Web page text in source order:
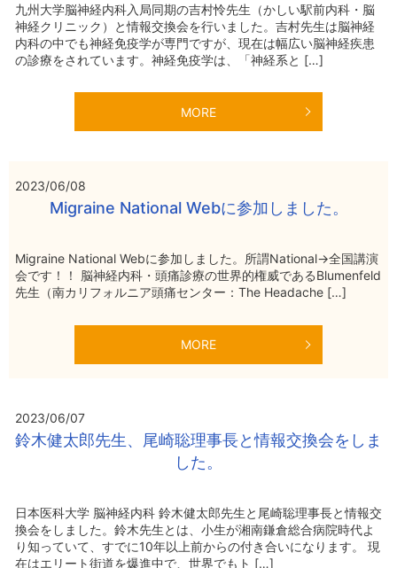
九州大学脳神経内科入局同期の吉村怜先生（かしい駅前内科・脳
神経クリニック）と情報交換会を行いました。吉村先生は脳神経
内科の中でも神経免疫学が専門ですが、現在は幅広い脳神経疾患
の診療をされています。神経免疫学は、「神経系と […]
MORE
2023/06/08
Migraine National Webに参加しました。
Migraine National Webに参加しました。所謂National→全国講演
会です！！ 脳神経内科・頭痛診療の世界的権威であるBlumenfeld
先生（南カリフォルニア頭痛センター：The Headache […]
MORE
2023/06/07
鈴木健太郎先生、尾崎聡理事長と情報交換会をしま
した。
日本医科大学 脳神経内科 鈴木健太郎先生と尾崎聡理事長と情報交
換会をしました。鈴木先生とは、小生が湘南鎌倉総合病院時代よ
り知っていて、すでに10年以上前からの付き合いになります。 現
在はエリート街道を爆進中で、世界でもト […]